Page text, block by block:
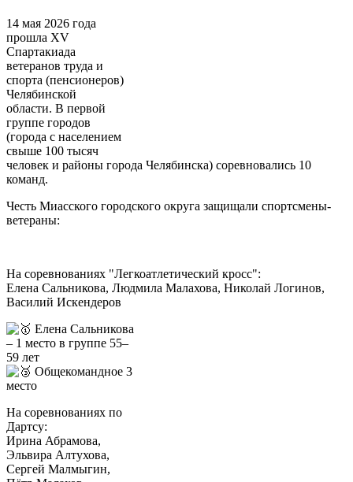
14 мая 2026 года
прошла XV
Спартакиада
ветеранов труда и
спорта (пенсионеров)
Челябинской
области. В первой
группе городов
(города с населением
свыше 100 тысяч
человек и районы города Челябинска) соревновались 10
команд.
Честь Миасского городского округа защищали спортсмены-
ветераны:
На соревнованиях "Легкоатлетический кросс":
Елена Сальникова, Людмила Малахова, Николай Логинов,
Василий Искендеров
Елена Сальникова
– 1 место в группе 55–
59 лет
Общекомандное 3
место
На соревнованиях по
Дартсу:
Ирина Абрамова,
Эльвира Алтухова,
Сергей Малмыгин,